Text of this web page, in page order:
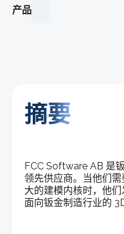
产品
摘要
FCC Software AB 是
领先供应商。当他们
大的建模内核时，他
面向钣金制造行业的